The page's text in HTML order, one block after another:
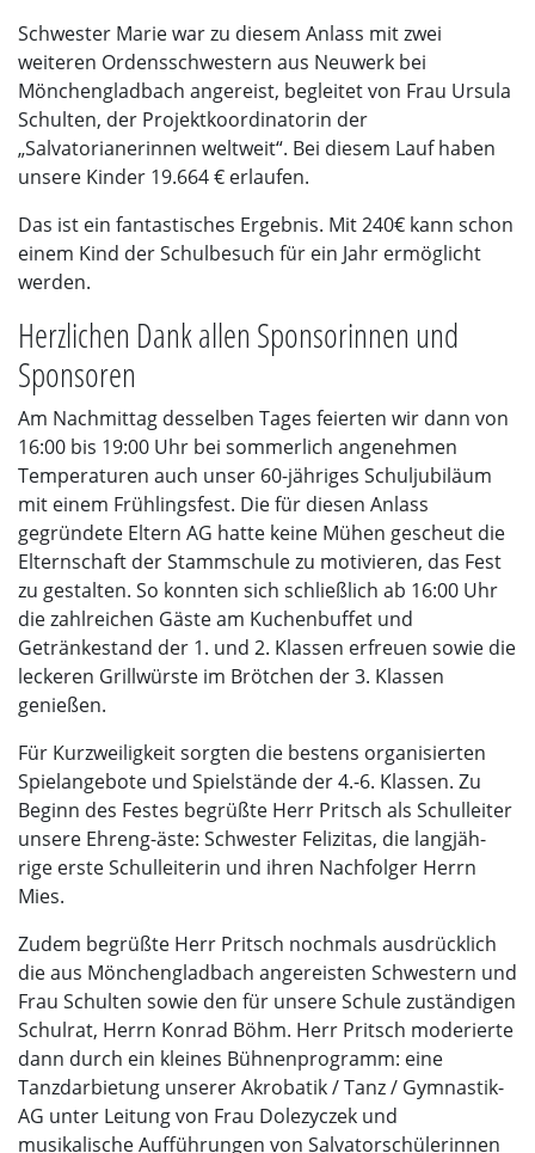
Schwester Marie war zu diesem Anlass mit zwei
weiteren Ordensschwestern aus Neuwerk bei
Mönchengladbach angereist, begleitet von Frau Ursula
Schulten, der Projektkoordinatorin der
„Salvatorianerinnen weltweit“. Bei diesem Lauf haben
unsere Kinder 19.664 € erlaufen.
Das ist ein fantastisches Ergebnis. Mit 240€ kann schon
einem Kind der Schulbesuch für ein Jahr ermöglicht
werden.
Herzlichen Dank allen Sponsorinnen und
Sponsoren
Am Nachmittag desselben Tages feierten wir dann von
16:00 bis 19:00 Uhr bei sommerlich angenehmen
Temperaturen auch unser 60-jähriges Schuljubiläum
mit einem Frühlingsfest. Die für diesen Anlass
gegründete Eltern AG hatte keine Mühen gescheut die
Elternschaft der Stammschule zu motivieren, das Fest
zu gestalten. So konnten sich schließlich ab 16:00 Uhr
die zahlreichen Gäste am Kuchenbuffet und
Getränkestand der 1. und 2. Klassen erfreuen sowie die
leckeren Grillwürste im Brötchen der 3. Klassen
genießen.
Für Kurzweiligkeit sorgten die bestens organisierten
Spielangebote und Spielstände der 4.-6. Klassen. Zu
Beginn des Festes begrüßte Herr Pritsch als Schulleiter
unsere Ehreng-äste: Schwester Felizitas, die langjäh-
rige erste Schulleiterin und ihren Nachfolger Herrn
Mies.
Zudem begrüßte Herr Pritsch nochmals ausdrücklich
die aus Mönchengladbach angereisten Schwestern und
Frau Schulten sowie den für unsere Schule zuständigen
Schulrat, Herrn Konrad Böhm. Herr Pritsch moderierte
dann durch ein kleines Bühnenprogramm: eine
Tanzdarbietung unserer Akrobatik / Tanz / Gymnastik-
AG unter Leitung von Frau Dolezyczek und
musikalische Aufführungen von Salvatorschülerinnen